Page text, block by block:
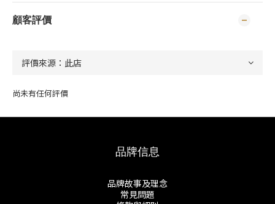
顧客評價
尚未有任何評價
品牌信息
品牌故事及理念
常見問題